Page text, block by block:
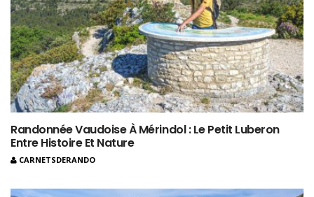
Randonnée Vaudoise À Mérindol : Le Petit Luberon
Entre Histoire Et Nature
CARNETSDERANDO